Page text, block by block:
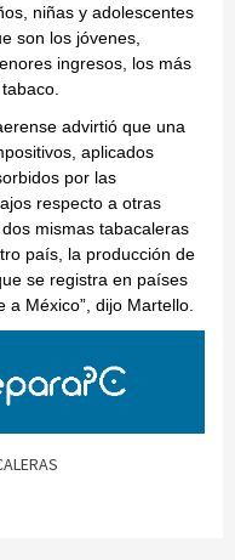
niñas y adolescentes
son los jóvenes,
ingresos, los más
advirtió que una
aplicados
por las
respecto a otras
mismas tabacaleras
país, la producción de
se registra en países
México”, dijo Martello.